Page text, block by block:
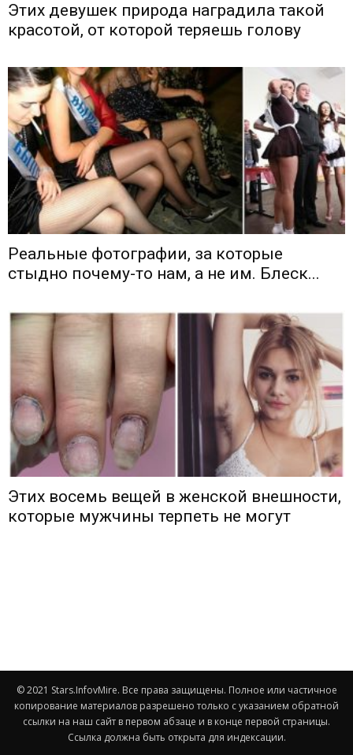
Этих девушек природа наградила такой
красотой, от которой теряешь голову
Реальные фотографии, за которые
стыдно почему-то нам, а не им. Блеск...
Этих восемь вещей в женской внешности,
которые мужчины терпеть не могут
© 2021 Stars.InfovMire. Все права защищены. Полное или частичное
копирование материалов разрешено только с указанием обратной
ссылки на наш сайт в первом абзаце и в конце первой страницы.
Ссылка должна быть открыта для индексации.